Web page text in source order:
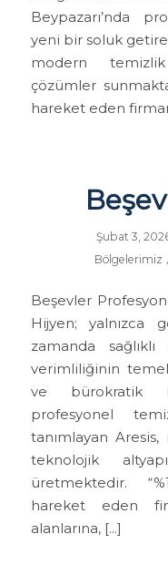
Beypazarı’nda
yeni bir soluk
modern
çözümler
hareket eden
Şubat 3,
Bölgelerimiz
Beşevler
Hijyen; yalnızca
zamanda
verimliliğinin temel
ve bürokratik
profesyonel
tanımlayan
teknolojik
üretmektedir.
hareket eden
alanlarına, […]